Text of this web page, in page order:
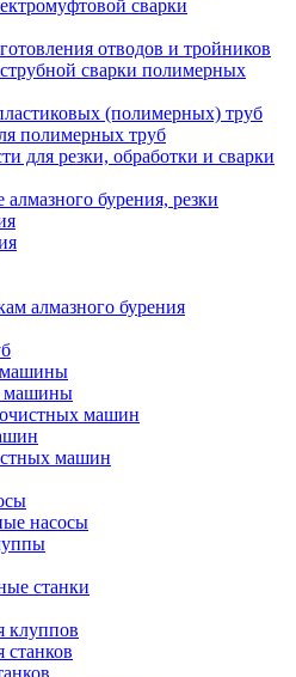
сварки
отводов и тройников
сварки полимерных
(полимерных) труб
полимерных труб
для резки, обработки и сварки
бурения, резки
алмазного бурения
машины
машины
машин
машин
насосы
станки
клуппов
станков